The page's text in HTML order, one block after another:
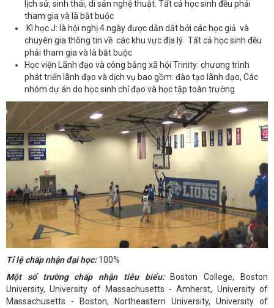
lịch sử, sinh thái, di sản nghệ thuật. Tất cả học sinh đều phải
tham gia và là bắt buộc
Kì học J: là hội nghị 4 ngày được dẫn dắt bởi các học giả và
chuyên gia thông tin về các khu vực địa lý. Tất cả học sinh đều
phải tham gia và là bắt buộc
Học viện Lãnh đạo và công bằng xã hội Trinity: chương trình
phát triển lãnh đạo và dịch vụ bao gồm: đào tạo lãnh đạo, Các
nhóm dự án do học sinh chỉ đạo và học tập toàn trường
Tỉ lệ chấp nhận đại học:100%
Một số trường chấp nhận tiêu biểu: Boston College, Boston
University, University of Massachusetts - Amherst, University of
Massachusetts - Boston, Northeastern University, University of